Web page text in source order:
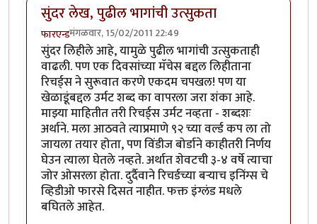
सुंदर लेख, पुढील भागांची उत्सुकता
फारएन्डमंगळवार, 15/02/2011 22:49
सुंदर लिहीले आहे, यामुळे पुढील भागांची उत्सुकताही
वाढली. पण एक दिवसांच्या मॅचेस बद्दल लिहीताना
रिचर्ड्स ने सुरूवात करणे एकदम चपखल! पण या
खेळाडूंबद्दल उर्मट शब्द का वापरला जरा शंका आहे.
माझ्या माहितीत तरी रिचर्ड्स उर्मट नव्हता - शब्दशः
अर्थाने. मला आठवते त्याप्रमाणे ९२ च्या वर्ल्ड कप ला तो
जायला तयार होता, पण विंडीज बोर्डाने काहीतरी निर्णय
घेउन त्याला घेतले नव्हते. अर्थात शेवटची ३-४ वर्षे त्याचा
जोर ओसरला होता. दुर्दैवाने रिचर्डच्या बर्‍याच इनिंग्स चे
व्हिडीओ फारसे दिसत नाहीत. फक्त इंग्लंड मधले
बघितले आहेत.